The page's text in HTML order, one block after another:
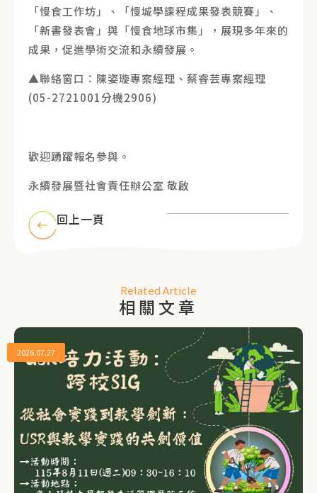
「慢食工作坊」、「慢城學課程成果發表競賽」、
「新書發表會」與「慢食地球市集」，展現多年來的
成果，促進學術交流和永續發展。
▲聯絡窗口：陳姿璇專案經理、蔡睿芸專案經理
(05-2721001分機2906)
歡迎踴躍報名參與。
永續發展暨社會責任辦公室 敬啟
回上一頁
Related Article
相關文章
2026.07.27